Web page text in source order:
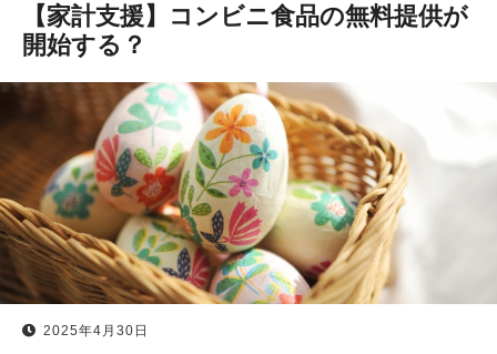
【家計支援】コンビニ食品の無料提供が
開始する？
2025年4月30日